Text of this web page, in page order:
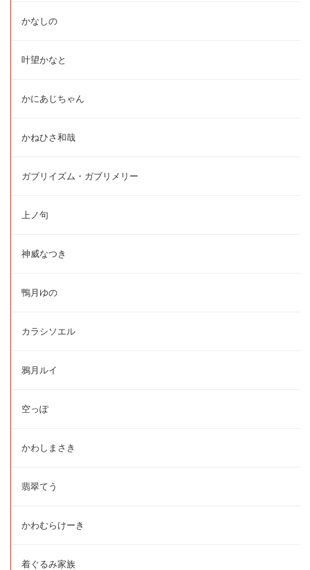
かなしの
叶望かなと
かにあじちゃん
かねひさ和哉
ガブリイズム・ガブリメリー
上ノ句
神威なつき
鴨月ゆの
カラシソエル
鴉月ルイ
空っぽ
かわしまさき
翡翠てう
かわむらけーき
着ぐるみ家族